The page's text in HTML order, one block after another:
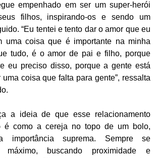
empenhado em ser um super-herói
filhos, inspirando-os e sendo um
“Eu tentei e tento dar o amor que eu
uma coisa que é importante na minha
tudo, é o amor de pai e filho, porque
eu preciso disso, porque a gente está
coisa que falta para gente”, ressalta
a ideia de que esse relacionamento
é como a cereja no topo de um bolo,
importância suprema. Sempre se
máximo, buscando proximidade e